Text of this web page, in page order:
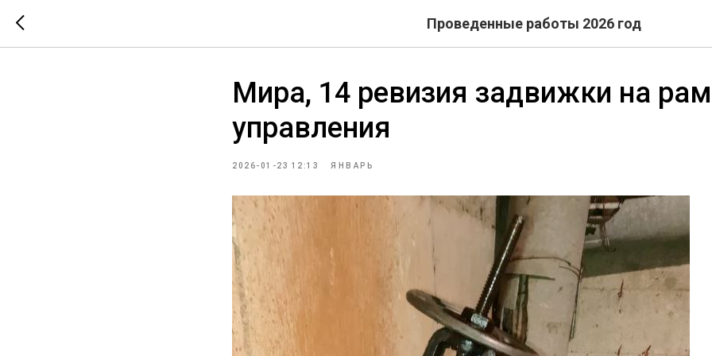
Проведенные работы 2026 год
Мира, 14 ревизия задвижки на
управления
2026-01-23 12:13 ЯНВАРЬ